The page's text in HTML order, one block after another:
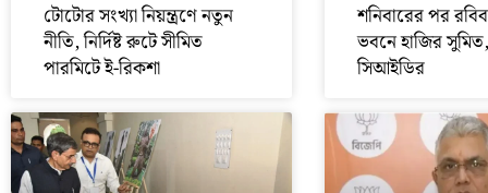
টোটোর সংখ্যা নিয়ন্ত্রণে নতুন
নীতি, নির্দিষ্ট রুটে সীমিত
পারমিটে ই-রিকশা
শনিবারের পর
ভবনে হাজির
সিআইডির